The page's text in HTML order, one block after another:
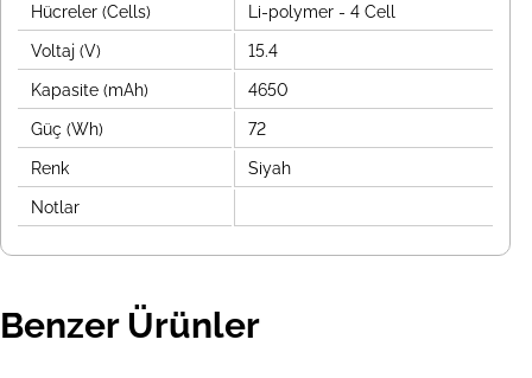
Hücreler (Cells) Li-polymer - 4 Cell
Voltaj (V) 15.4
Kapasite (mAh) 4650
Güç (Wh) 72
Renk Siyah
Notlar
Benzer Ürünler